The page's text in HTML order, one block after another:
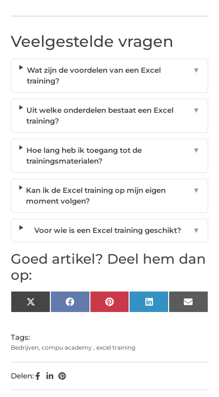
Veelgestelde vragen
Wat zijn de voordelen van een Excel
training?
▼
Uit welke onderdelen bestaat een Excel
training?
▼
Hoe lang heb ik toegang tot de
trainingsmaterialen?
▼
Kan ik de Excel training op mijn eigen
moment volgen?
▼
Voor wie is een Excel training geschikt? ▼
Goed artikel? Deel hem dan
op:
X
(Twitter)
Facebook Pinterest LinkedIn Email
Tags:
Bedrijven,compu academy ,excel training
Delen: